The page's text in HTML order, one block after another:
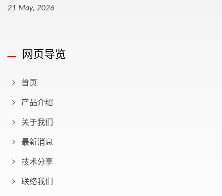
21 May, 2026
网页导览
首页
产品介绍
关于我们
最新消息
技术分享
联络我们